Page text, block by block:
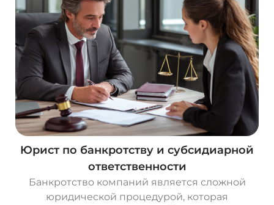
Юрист по банкротству и субсидиарной
ответственности
Банкротство компаний является сложной
юридической процедурой, которая